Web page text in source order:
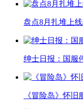
盘点8月扎堆上
绅士日报：国服
《冒险岛》怀